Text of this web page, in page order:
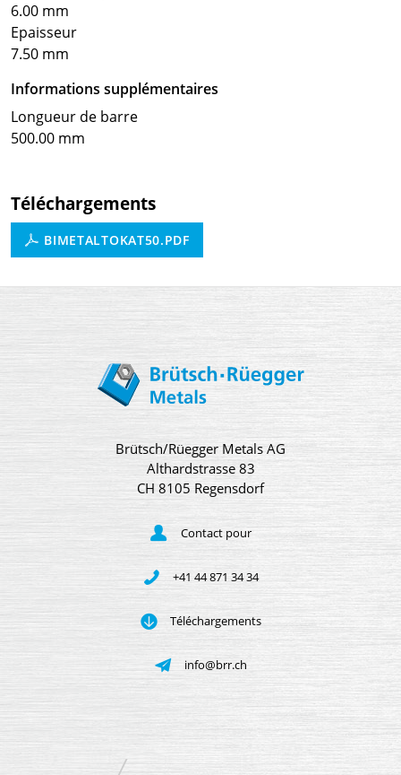
6.00 mm
Epaisseur
7.50 mm
Informations supplémentaires
Longueur de barre
500.00 mm
Téléchargements
BIMETALTOKAT50.PDF
Brütsch/Rüegger Metals AG
Althardstrasse 83
CH 8105 Regensdorf
Contact pour
+41 44 871 34 34
Téléchargements
info@brr.ch